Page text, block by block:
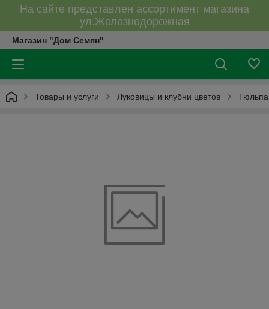
На сайте представлен ассортимент магазина
ул.Железнодорожная
Магазин "Дом Семян"
Товары и услуги Луковицы и клубни цветов